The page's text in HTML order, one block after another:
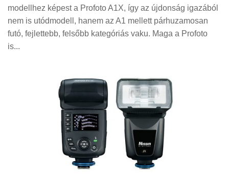
modellhez képest a Profoto A1X, így az újdonság igazából
nem is utódmodell, hanem az A1 mellett párhuzamosan
futó, fejlettebb, felsőbb kategóriás vaku. Maga a Profoto
is...